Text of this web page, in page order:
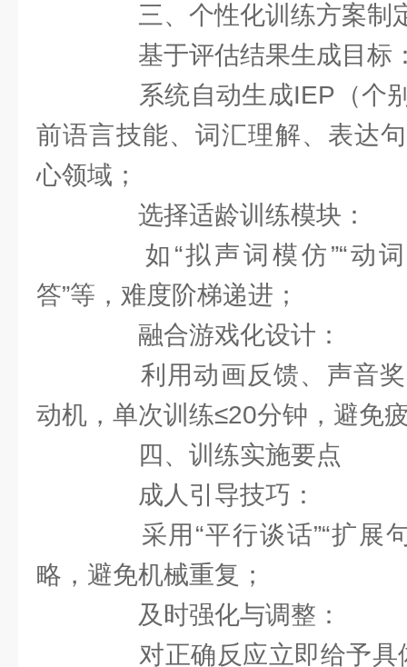
三、个性化训练方案制
基于评估结果生成目标
系统自动生成IEP（个别
前语言技能、词汇理解、表达
心领域；
选择适龄训练模块：
如“拟声词模仿”“动词
答”等，难度阶梯递进；
融合游戏化设计：
利用动画反馈、声音奖
动机，单次训练≤20分钟，避免
四、训练实施要点
成人引导技巧：
采用“平行谈话”“扩展句
略，避免机械重复；
及时强化与调整：
对正确反应立即给予具